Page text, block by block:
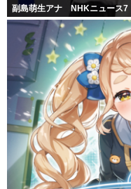
副島萌生アナ NHKニュース7